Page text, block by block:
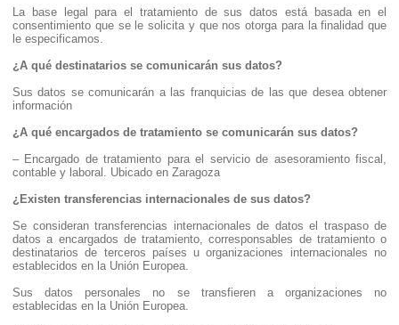
La base legal para el tratamiento de sus datos está basada en el
consentimiento que se le solicita y que nos otorga para la finalidad que
le especificamos.
¿A qué destinatarios se comunicarán sus datos?
Sus datos se comunicarán a las franquicias de las que desea obtener
información
¿A qué encargados de tratamiento se comunicarán sus datos?
– Encargado de tratamiento para el servicio de asesoramiento fiscal,
contable y laboral. Ubicado en Zaragoza
¿Existen transferencias internacionales de sus datos?
Se consideran transferencias internacionales de datos el traspaso de
datos a encargados de tratamiento, corresponsables de tratamiento o
destinatarios de terceros países u organizaciones internacionales no
establecidos en la Unión Europea.
Sus datos personales no se transfieren a organizaciones no
establecidas en la Unión Europea.